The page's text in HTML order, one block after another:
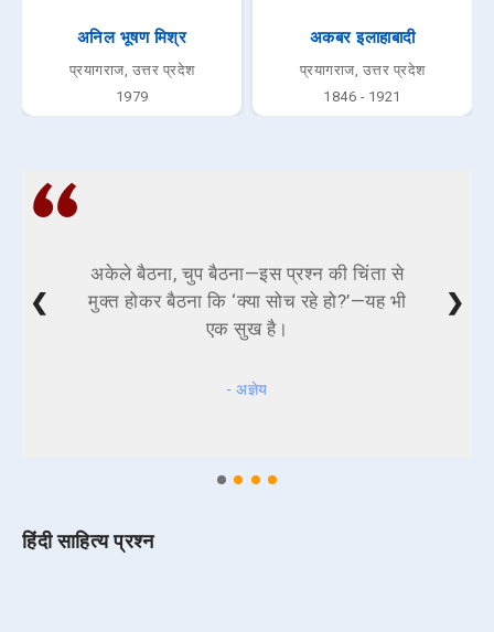
अनिल भूषण मिश्र
प्रयागराज, उत्तर प्रदेश
1979
अकबर इलाहाबादी
प्रयागराज, उत्तर प्रदेश
1846 - 1921
अकेले बैठना, चुप बैठना—इस प्रश्न की चिंता से
मुक्त होकर बैठना कि ‘क्या सोच रहे हो?’—यह भी
एक सुख है।
- अज्ञेय
❮ ❯
हिंदी साहित्य प्रश्न